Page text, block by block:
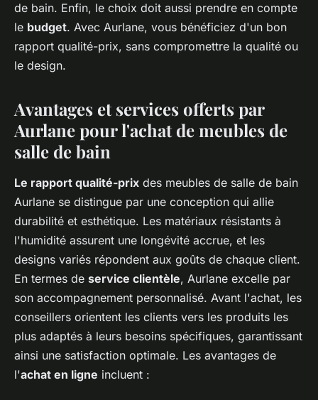
de bain. Enfin, le choix doit aussi prendre en compte
le budget. Avec Aurlane, vous bénéficiez d'un bon
rapport qualité-prix, sans compromettre la qualité ou
le design.
Avantages et services offerts par
Aurlane pour l'achat de meubles de
salle de bain
Le rapport qualité-prix des meubles de salle de bain
Aurlane se distingue par une conception qui allie
durabilité et esthétique. Les matériaux résistants à
l'humidité assurent une longévité accrue, et les
designs variés répondent aux goûts de chaque client.
En termes de service clientèle, Aurlane excelle par
son accompagnement personnalisé. Avant l'achat, les
conseillers orientent les clients vers les produits les
plus adaptés à leurs besoins spécifiques, garantissant
ainsi une satisfaction optimale. Les avantages de
l'achat en ligne incluent :